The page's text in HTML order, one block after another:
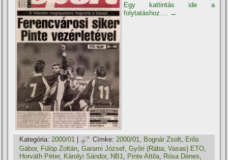
Egy kattintás ide a
folytatáshoz....
→
Kategória: 2000/01 | Címke: 2000/01, Bognár Zsolt, Erős
Gábor, Fülöp Zoltán ,Garami József ,Győri (Rába; Vasas) ETO
Horváth Péter, Károlyi Sándor, NB1 Pinte Attila Rósa Dénes